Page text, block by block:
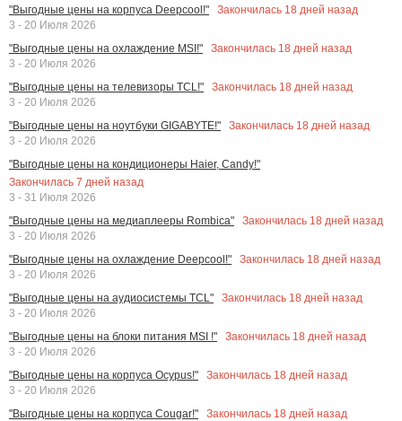
"Выгодные цены на корпуса Deepcool!"
Закончилась 18 дней назад
3 - 20 Июля 2026
"Выгодные цены на охлаждение MSI!"
Закончилась 18 дней назад
3 - 20 Июля 2026
"Выгодные цены на телевизоры TCL!"
Закончилась 18 дней назад
3 - 20 Июля 2026
"Выгодные цены на ноутбуки GIGABYTE!"
Закончилась 18 дней назад
3 - 20 Июля 2026
"Выгодные цены на кондиционеры Haier, Candy!"
Закончилась 7 дней назад
3 - 31 Июля 2026
"Выгодные цены на медиаплееры Rombica"
Закончилась 18 дней назад
3 - 20 Июля 2026
"Выгодные цены на охлаждение Deepcool!"
Закончилась 18 дней назад
3 - 20 Июля 2026
"Выгодные цены на аудиосистемы TCL"
Закончилась 18 дней назад
3 - 20 Июля 2026
"Выгодные цены на блоки питания MSI !"
Закончилась 18 дней назад
3 - 20 Июля 2026
"Выгодные цены на корпуса Ocypus!"
Закончилась 18 дней назад
3 - 20 Июля 2026
"Выгодные цены на корпуса Cougar!"
Закончилась 18 дней назад